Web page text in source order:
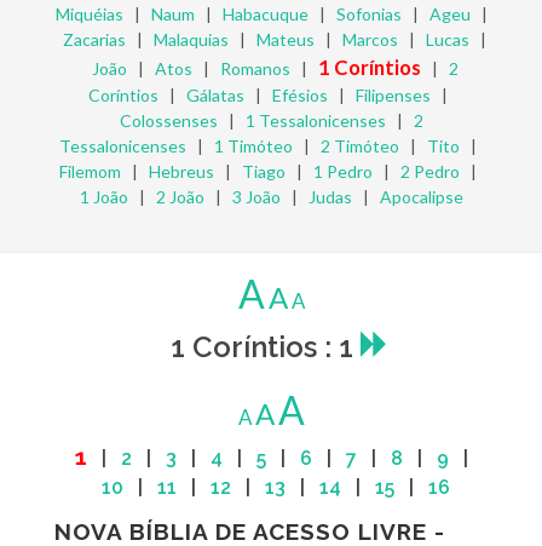
Miquéias | Naum | Habacuque| Sofonias | Ageu |
Zacarias | Malaquias | Mateus | Marcos | Lucas |
João | Atos | Romanos | 1 Coríntios | 2
Coríntios | Gálatas | Efésios | Filipenses |
Colossenses | 1 Tessalonicenses | 2
Tessalonicenses | 1 Timóteo | 2 Timóteo | Tito |
Filemom | Hebreus | Tiago | 1 Pedro | 2 Pedro |
1 João | 2 João | 3 João | Judas | Apocalipse
AAA
1 Coríntios : 1
AAA
1 2 3 4 5| 6 7 8 9
10
11 12 13 14 15 16
NOVA BÍBLIA DE ACESSO LIVRE -